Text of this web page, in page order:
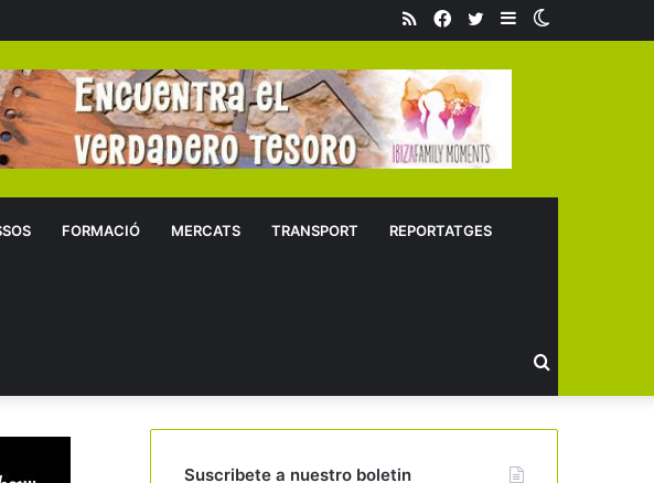
Sidebar
Twitter
Facebook
RSS
FORMACIÓ MERCATS TRANSPORT REPORTATGES
Buscar
Suscribete a nuestro boletin